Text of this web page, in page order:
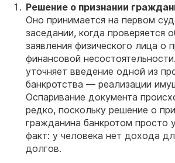
Решение о признании
Оно принимается на первом
заседании, когда проверяется
заявления физического лица о
финансовой
уточняет введение одной из
банкротства — реализации
Оспаривание документа
редко, поскольку решение о
гражданина банкротом просто
факт: у человека нет дохода
долгов.